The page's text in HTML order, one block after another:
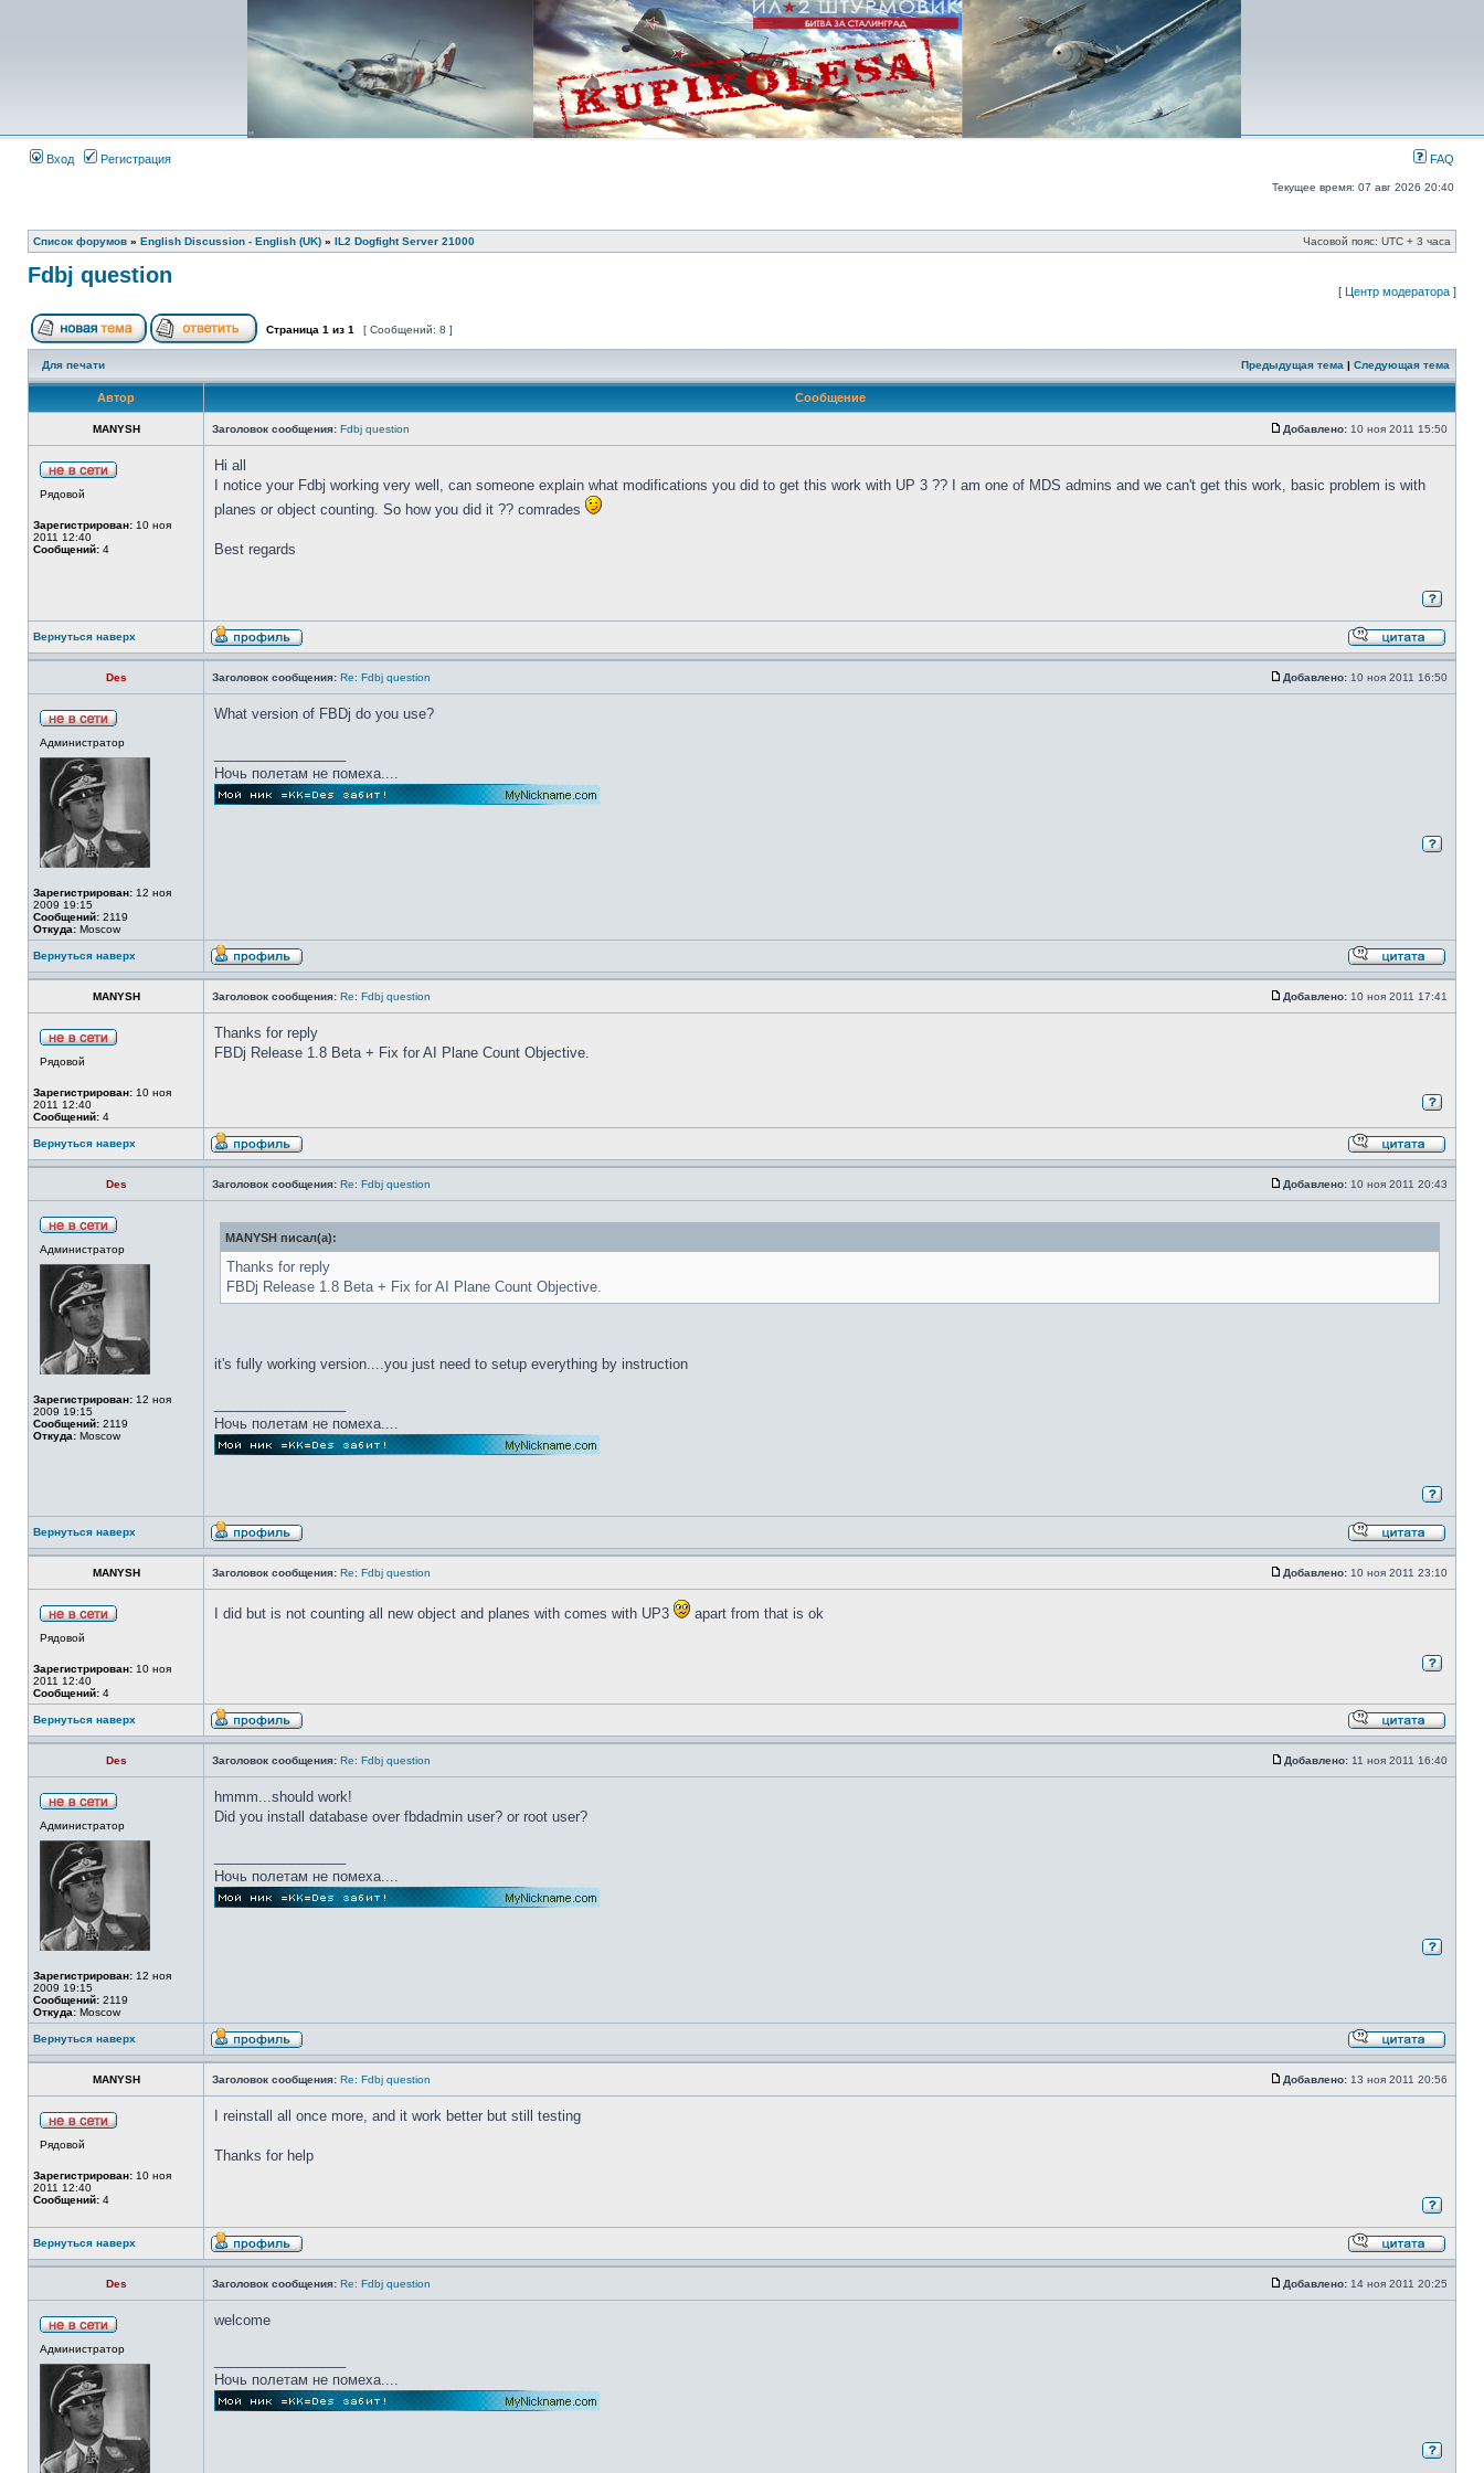
Вход Регистрация FAQ
Текущее время: 07 авг 2026 20:40
Список форумов » English Discussion - English (UK) » IL2 Dogfight Server 21000 Часовой пояс: UTC + 3 часа
Fdbj question
[ Центр модератора ]
Страница 1 из 1 [ Сообщений: 8 ]
Для печати Предыдущая тема | Следующая тема
Автор Сообщение
MANYSH Заголовок сообщения: Fdbj question Добавлено: 10 ноя 2011 15:50
Рядовой
Зарегистрирован: 10 ноя
2011 12:40
Сообщений: 4
Hi all
I notice your Fdbj working very well, can someone explain what modifications you did to get this work with UP 3 ?? I am one of MDS admins and we can't get this work, basic problem is with
planes or object counting. So how you did it ?? comrades
Best regards
Вернуться наверх
Des Заголовок сообщения: Re: Fdbj question Добавлено: 10 ноя 2011 16:50
Администратор
Зарегистрирован: 12 ноя
2009 19:15
Сообщений: 2119
Откуда: Moscow
What version of FBDj do you use?
Ночь полетам не помеха....
Вернуться наверх
MANYSH Заголовок сообщения: Re: Fdbj question Добавлено: 10 ноя 2011 17:41
Рядовой
Зарегистрирован: 10 ноя
2011 12:40
Сообщений: 4
Thanks for reply
FBDj Release 1.8 Beta + Fix for AI Plane Count Objective.
Вернуться наверх
Des Заголовок сообщения: Re: Fdbj question Добавлено: 10 ноя 2011 20:43
Администратор
Зарегистрирован: 12 ноя
2009 19:15
Сообщений: 2119
Откуда: Moscow
MANYSH писал(а):
Thanks for reply
FBDj Release 1.8 Beta + Fix for AI Plane Count Objective.
it's fully working version....you just need to setup everything by instruction
Ночь полетам не помеха....
Вернуться наверх
MANYSH Заголовок сообщения: Re: Fdbj question Добавлено: 10 ноя 2011 23:10
Рядовой
Зарегистрирован: 10 ноя
2011 12:40
Сообщений: 4
I did but is not counting all new object and planes with comes with UP3 apart from that is ok
Вернуться наверх
Des Заголовок сообщения: Re: Fdbj question Добавлено: 11 ноя 2011 16:40
Администратор
Зарегистрирован: 12 ноя
2009 19:15
Сообщений: 2119
Откуда: Moscow
hmmm...should work!
Did you install database over fbdadmin user? or root user?
Ночь полетам не помеха....
Вернуться наверх
MANYSH Заголовок сообщения: Re: Fdbj question Добавлено: 13 ноя 2011 20:56
Рядовой
Зарегистрирован: 10 ноя
2011 12:40
Сообщений: 4
I reinstall all once more, and it work better but still testing
Thanks for help
Вернуться наверх
Des Заголовок сообщения: Re: Fdbj question Добавлено: 14 ноя 2011 20:25
Администратор
welcome
Ночь полетам не помеха....